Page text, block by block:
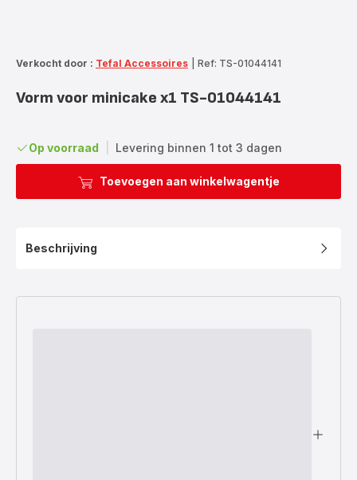
Verkocht door : Tefal Accessoires Ref: TS-01044141
Vorm voor minicake x1 TS-01044141
Op voorraad Levering binnen 1 tot 3 dagen
Toevoegen aan winkelwagentje
Beschrijving